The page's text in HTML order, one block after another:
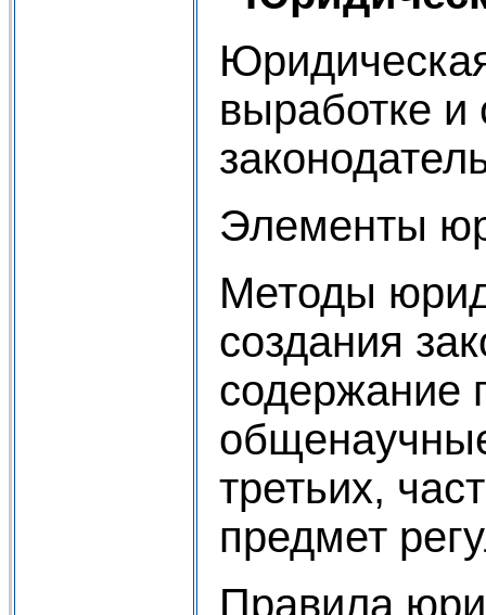
выработке
Элементы
Методы
создания
содержание
третьих,
предмет
Правила